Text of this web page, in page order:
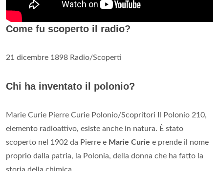
Come fu scoperto il radio?
21 dicembre 1898 Radio/Scoperti
Chi ha inventato il polonio?
Marie Curie Pierre Curie Polonio/Scopritori Il Polonio 210,
elemento radioattivo, esiste anche in natura. È stato
scoperto nel 1902 da Pierre e Marie Curie e prende il nome
proprio dalla patria, la Polonia, della donna che ha fatto la